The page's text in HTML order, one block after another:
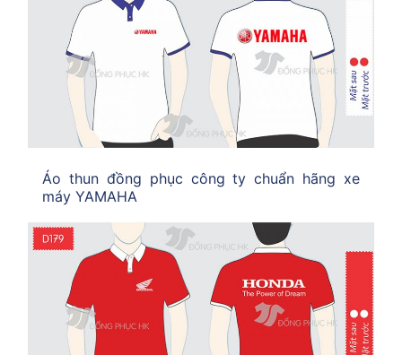
Áo thun đồng phục công ty chuẩn hãng xe
máy YAMAHA